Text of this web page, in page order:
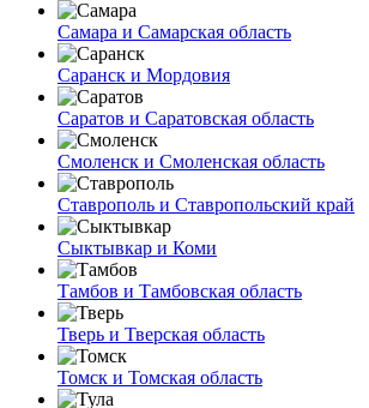
Самара и Самарская область
Саранск и Мордовия
Саратов и Саратовская область
Смоленск и Смоленская область
Ставрополь и Ставропольский край
Сыктывкар и Коми
Тамбов и Тамбовская область
Тверь и Тверская область
Томск и Томская область